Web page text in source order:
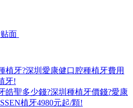
面
植牙?深圳愛康健口腔種植牙費用
牙!
皓聖多少錢?深圳種植牙價錢?愛康
植牙4980元起/顆!